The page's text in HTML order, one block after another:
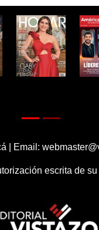
| Email:
escrita de